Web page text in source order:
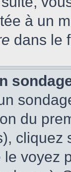
à un
dans le
du
cliquez
voyez